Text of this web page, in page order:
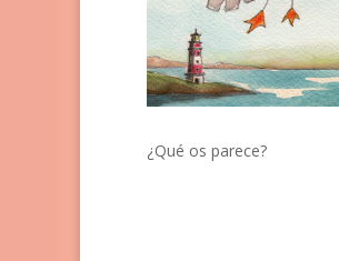
¿Qué os parece?